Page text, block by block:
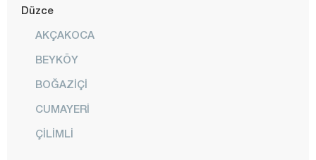
Düzce
AKÇAKOCA
BEYKÖY
BOĞAZİÇİ
CUMAYERİ
ÇİLİMLİ